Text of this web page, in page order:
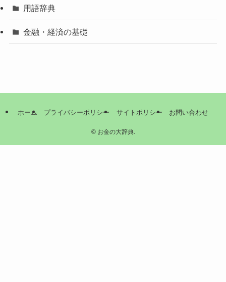
用語辞典
金融・経済の基礎
ホーム プライバシーポリシー サイトポリシー お問い合わせ
©お金の大辞典.